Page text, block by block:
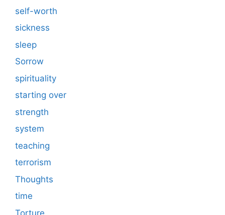
self-worth
sickness
sleep
Sorrow
spirituality
starting over
strength
system
teaching
terrorism
Thoughts
time
Torture